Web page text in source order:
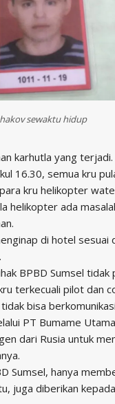
sewaktu hidup
karhutla yang terjadi.
16.30, semua kru
kru helikopter
helikopter ada
di hotel sesuai
BPBD Sumsel
terkecuali pilot dan
bisa
PT Bumame
dari Rusia untuk
Sumsel, hanya
juga diberikan